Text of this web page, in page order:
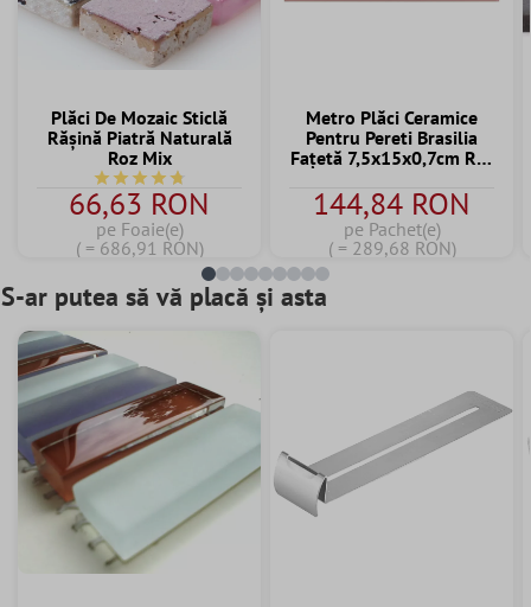
Plăci De Mozaic Sticlă
Răşină Piatră Naturală
Roz Mix
Durchschnittliche Bewertung von 4.7 von 5 Sternen
66,63 RON
pe Foaie(e)
( = 686,91 RON)
Metro Plăci Ceramice
Pentru Pereti Brasilia
Fațetă 7,5x15x0,7cm Roz
144,84 RON
pe Pachet(e)
( = 289,68 RON)
S-ar putea să vă placă și asta